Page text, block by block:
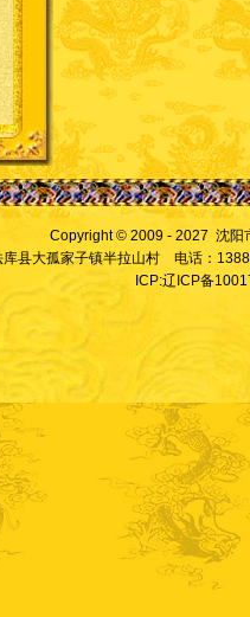
Copyright © 2009 - 2027 沈阳
库县大孤家子镇半拉山村 电话：
ICP:辽ICP备